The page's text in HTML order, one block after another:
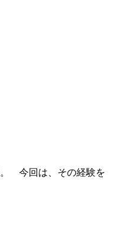
。 今回は、その経験を